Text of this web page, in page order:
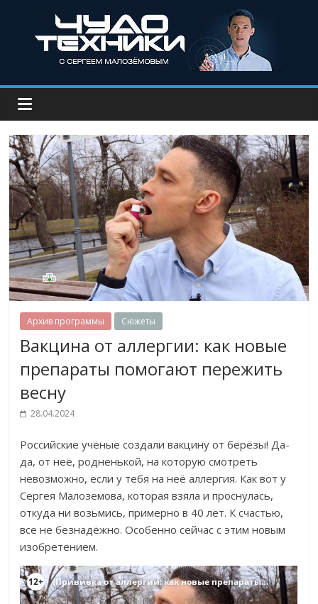
Архив программы Сюжеты
Вакцина от аллергии: как новые
препараты помогают пережить
весну
28.04.2024
Российские учёные создали вакцину от берёзы! Да-
да, от неё, родненькой, на которую смотреть
невозможно, если у тебя на неё аллергия. Как вот у
Сергея Малоземова, которая взяла и проснулась,
откуда ни возьмись, примерно в 40 лет. К счастью,
все не безнадёжно. Особенно сейчас с этим новым
изобретением.